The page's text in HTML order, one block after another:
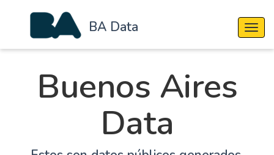
BA Data
Buenos Aires
Data